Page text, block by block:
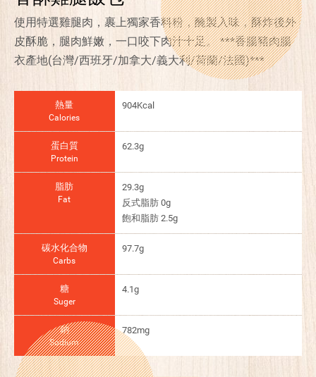
使用特選雞腿肉，裹上獨家香料粉，醃製入味，酥炸後外
皮酥脆，腿肉鮮嫩，一口咬下肉汁十足。 ***香腸豬肉腸
衣產地(台灣/西班牙/加拿大/義大利/荷蘭/法國)***
熱量
Calories
904Kcal
蛋白質
Protein
62.3g
脂肪
Fat
29.3g
反式脂肪 0g
飽和脂肪 2.5g
碳水化合物
Carbs
97.7g
糖
Suger
4.1g
鈉
Sodium
782mg